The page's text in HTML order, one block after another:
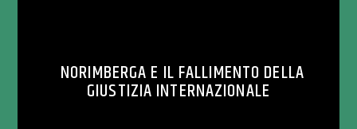
NORIMBERGA E IL FALLIMENTO DELLA
GIUSTIZIA INTERNAZIONALE